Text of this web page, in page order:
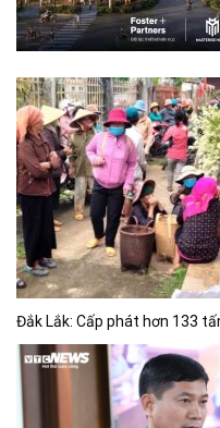
Đắk Lắk: Cấp phát hơn 133